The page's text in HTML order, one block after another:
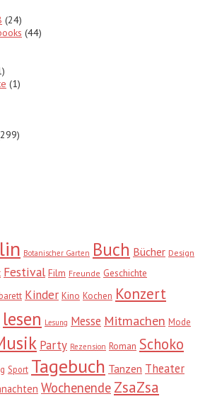
(24)
(44)
(1)
Botanischer Garten Buch Bücher Design
Festival Film Freunde Geschichte
Kinder Kino Kochen Konzert
lesen Lesung Messe Mitmachen Mode
Party Rezension Roman Schoko
Sport Tagebuch Tanzen Theater
Wochenende ZsaZsa